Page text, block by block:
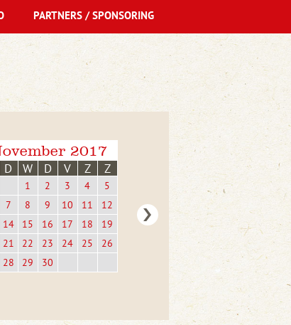
2017
D W D V Z Z
1 2 3 4
5
7 8 9 10 11
12
14 15 16 17 18
19
21 22 23 24 25
26
28 29 30
PARTNERS / SPONSORING